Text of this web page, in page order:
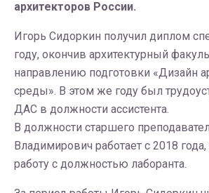
архитекторов России.
Игорь Сидоркин получил диплом
году, окончив архитектурный
направлению подготовки «Дизайн
среды». В этом же году был
ДАС в должности ассистента.
В должности старшего
Владимирович работает с 2018
работу с должностью лаборанта.